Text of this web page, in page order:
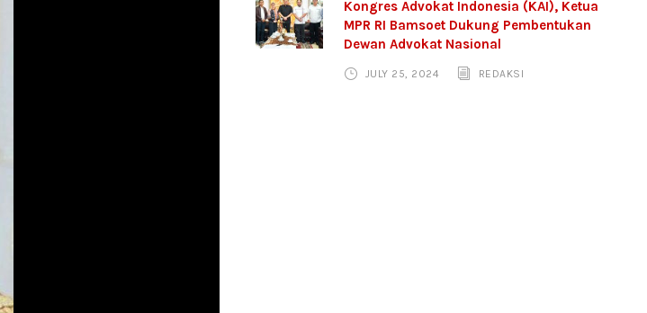
Kongres Advokat Indonesia (KAI), Ketua
MPR RI Bamsoet Dukung Pembentukan
Dewan Advokat Nasional
JULY 25, 2024 REDAKSI